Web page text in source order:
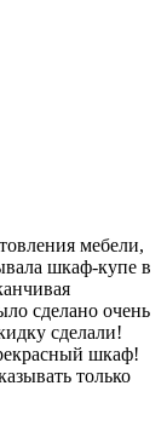
мебели,
шкаф-купе в
сделано очень
сделали!
шкаф!
только